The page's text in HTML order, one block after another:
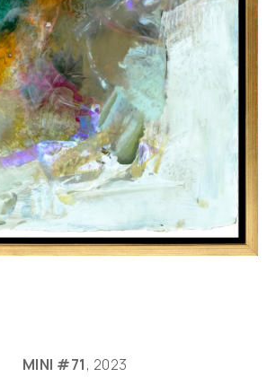
MINI #71, 2023